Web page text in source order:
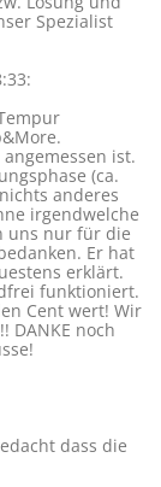
Spezialist
:
ist.
(ca.
anderes
irgendwelche
uns nur für die
Er hat
erklärt.
funktioniert.
Cent wert! Wir
DANKE noch
dass die